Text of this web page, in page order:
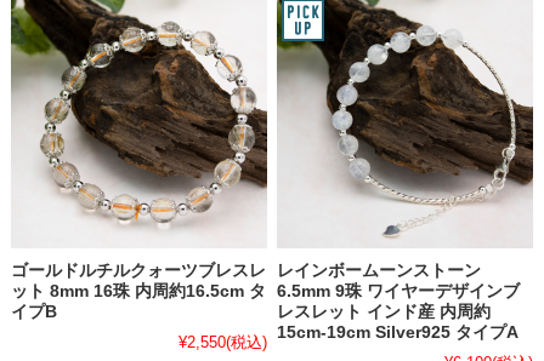
ゴールドルチルクォーツブレスレ
ット 8mm 16珠 内周約16.5cm タ
イプB
¥2,550(税込)
レインボームーンストーン
6.5mm 9珠 ワイヤーデザインブ
レスレット インド産 内周約
15cm-19cm Silver925 タイプA